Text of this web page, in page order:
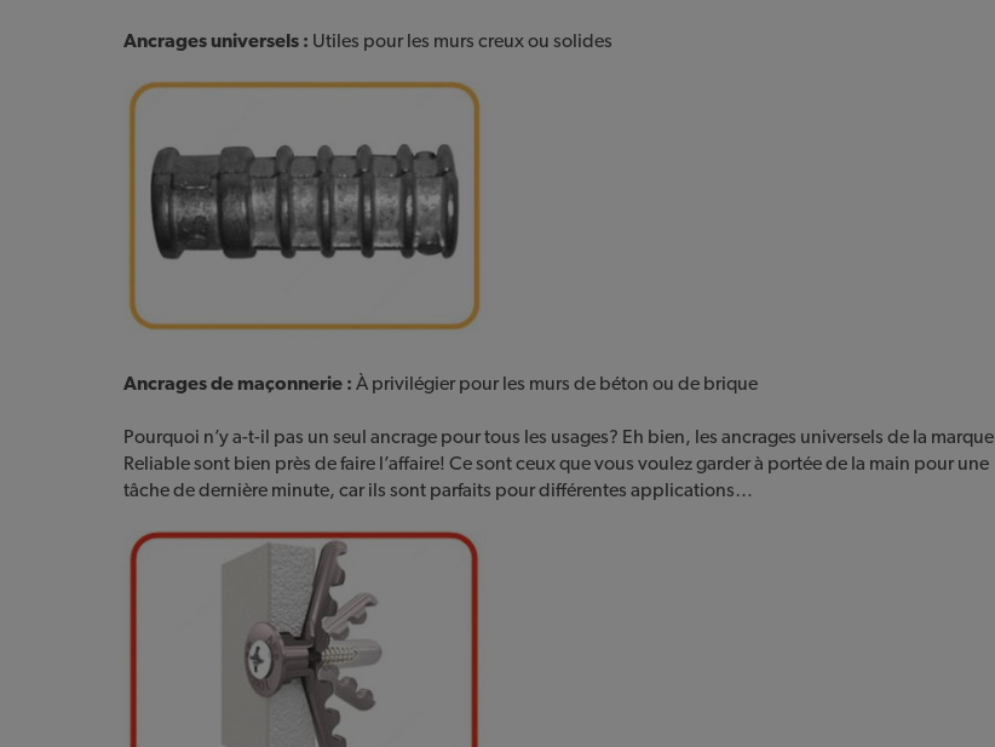
Ancrages universels : Utiles pour les murs creux ou solides
Ancrages de maçonnerie : À privilégier pour les murs de béton ou de brique
Pourquoi n’y a-t-il pas un seul ancrage pour tous les usages? Eh bien, les ancrages universels de la marque
Reliable sont bien près de faire l’affaire! Ce sont ceux que vous voulez garder à portée de la main pour une
tâche de dernière minute, car ils sont parfaits pour différentes applications…